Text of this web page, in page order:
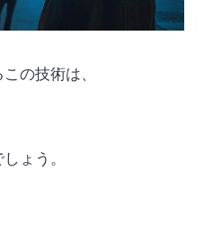
の技術は、
ょう。